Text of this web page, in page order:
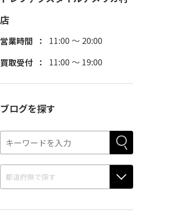
店
営業時間
11:00 ～ 20:00
買取受付
11:00 ～ 19:00
ブログを探す